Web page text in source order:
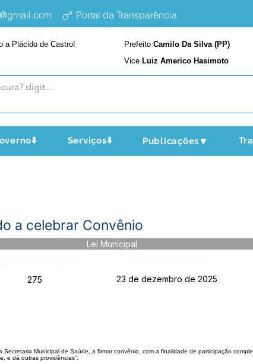
Portal da Transparência
a Plácido de Castro! Prefeito Camilo Da Silva (PP)
Vice Luiz Americo Hasimoto
Serviços⬇️ Publicações🔽
a celebrar Convênio
Lei Municipal
275 23 de dezembro de 2025
Municipal de Saúde, a firmar convênio, com a finalidade de participação
e dá outras providências”.